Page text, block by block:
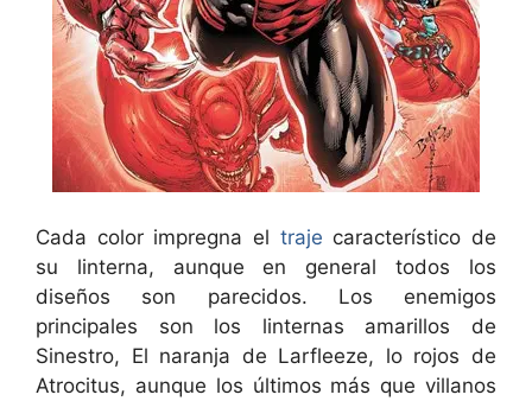
Cada color impregna el traje característico de
su linterna, aunque en general todos los
diseños son parecidos. Los enemigos
principales son los linternas amarillos de
Sinestro, El naranja de Larfleeze, lo rojos de
Atrocitus, aunque los últimos más que villanos